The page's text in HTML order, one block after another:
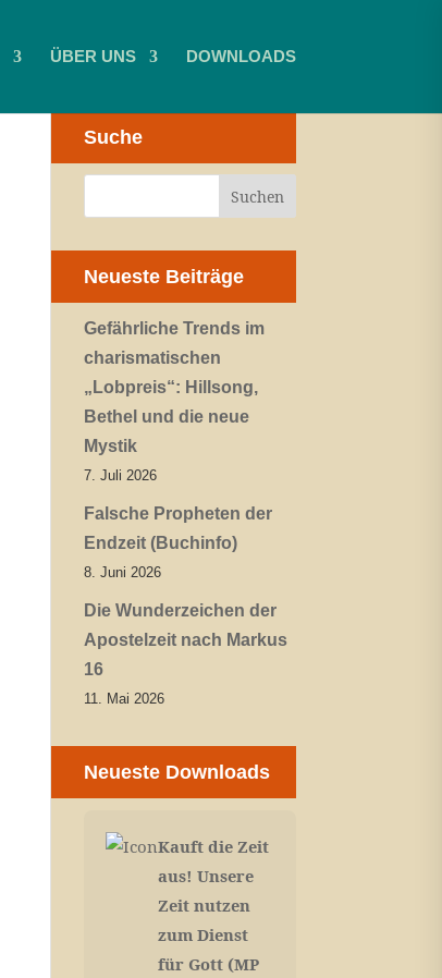
ÜBER UNS DOWNLOADS
Suche
Neueste Beiträge
Gefährliche Trends im
charismatischen
„Lobpreis“: Hillsong,
Bethel und die neue
Mystik
7. Juli 2026
Falsche Propheten der
Endzeit (Buchinfo)
8. Juni 2026
Die Wunderzeichen der
Apostelzeit nach Markus
16
11. Mai 2026
Neueste Downloads
Kauft die Zeit
aus! Unsere
Zeit nutzen
zum Dienst
für Gott (MP